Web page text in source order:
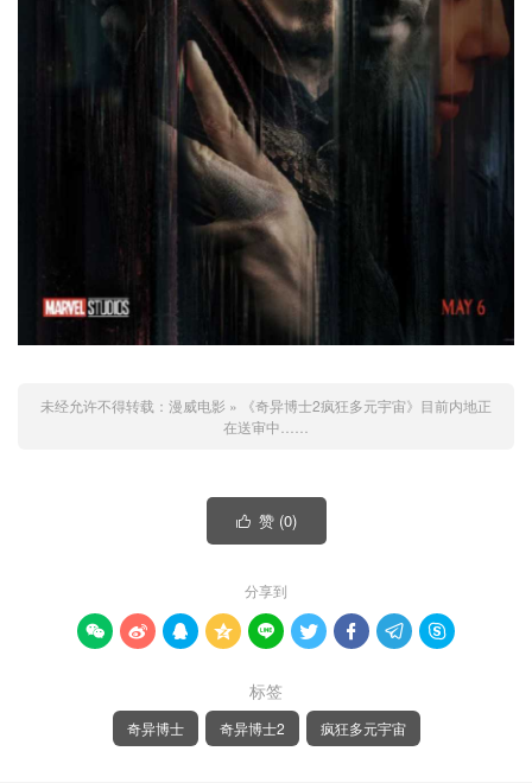
未经允许不得转载： 漫威电影 »
《奇异博士2疯狂多元宇宙》目前内地正
在送审中……
 赞 (0)
分享到
        
标签
奇异博士 奇异博士2 疯狂多元宇宙